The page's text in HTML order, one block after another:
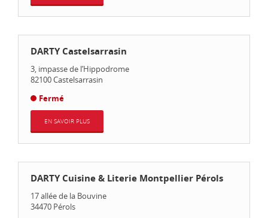
DARTY Castelsarrasin
3, impasse de l’Hippodrome
82100Castelsarrasin
Fermé
EN SAVOIR PLUS
DARTY Cuisine & Literie Montpellier Pérols
17 allée de la Bouvine
34470 Pérols